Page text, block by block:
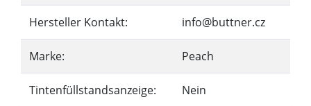
Hersteller Kontakt: info@buttner.cz
Marke: Peach
Tintenfüllstandsanzeige: Nein